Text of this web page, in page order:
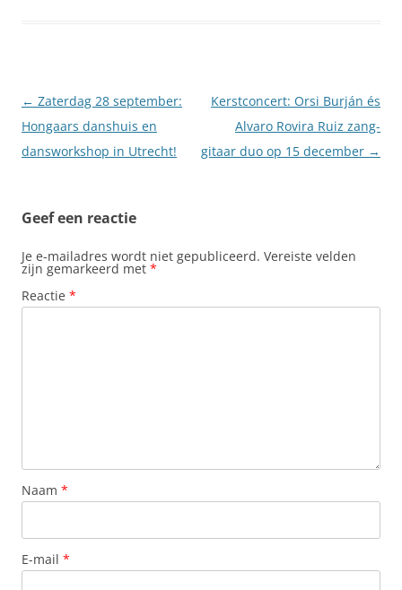
Berichtnavigatie
← Zaterdag 28 september:
Hongaars danshuis en
dansworkshop in Utrecht!
Kerstconcert: Orsi Burján és
Alvaro Rovira Ruiz zang-
gitaar duo op 15 december →
Geef een reactie
Je e-mailadres wordt niet gepubliceerd. Vereiste velden
zijn gemarkeerd met *
Reactie *
Naam *
E-mail *